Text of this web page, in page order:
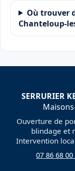
Où trouver
Chanteloup-
SERRURIER
Ouverture de
blindage et
Intervention
07 86 68 00